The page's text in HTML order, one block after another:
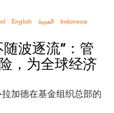
English العربية Indonesia
波逐流”：管
，为全球经济
加德在基金组织总部的